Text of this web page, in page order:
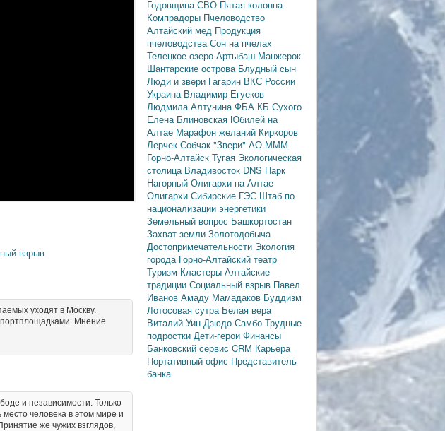
взрыв
уходят в Москву.
Мнение
и независимости. Только
человека в этом мире и
же чужих взглядов,
Годовщина СВО Пятая колонна
Компрадоры Пчеловодство
Алтайский мед Продукция
пчеловодстваСон на пчелах
Телецкое озеро Артыбаш Манжерок
Шантарские острова Блудный сын
Люди и звери Гагарин ВКС России
Украина Владимир Егуеков
Людмила АлтунинаФБА КБ Сухого
Елена Блиновская Юбилей на
Алтае Марафон желаний Киркоров
Лерчек Собчак "Звери" АО МММ
Горно-Алтайск Тугая Экологическая
столица Владивосток DNS Парк
Нагорный Олигархи на Алтае
Олигархи Сибирские ГЭС Штаб по
национализации энергетики
Земельный вопрос Башкортостан
Захват земли Золотодобыча
Достопримечательности Экология
города Горно-Алтайский театр
Туризм Кластеры Алтайские
традиции Социальный взрыв Павел
Иванов Амаду Мамадаков Буддизм
Лотосовая сутра Белая вера
Виталий Уин Дзюдо Самбо Трудные
подростки Дети-герои Финансы
Банковский сервис CRM Карьера
Портативный офис Представитель
банка